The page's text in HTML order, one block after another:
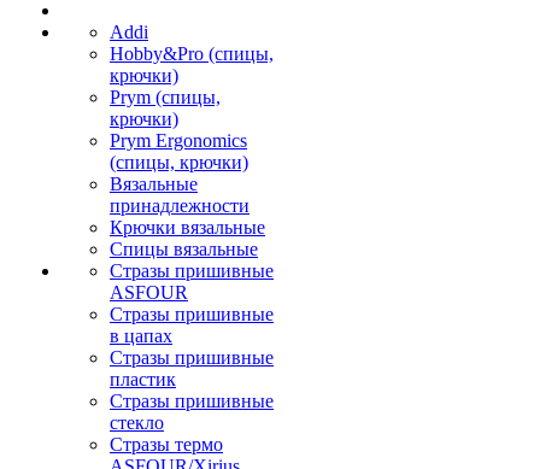
Addi
Hobby&Pro (спицы,
крючки)
Prym (спицы,
крючки)
Prym Ergonomics
(спицы, крючки)
Вязальные
принадлежности
Крючки вязальные
Спицы вязальные
Стразы пришивные
ASFOUR
Стразы пришивные
в цапах
Стразы пришивные
пластик
Стразы пришивные
стекло
Стразы термо